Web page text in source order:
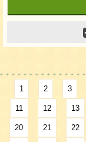
1 2 3
11 12 13
20 21 22